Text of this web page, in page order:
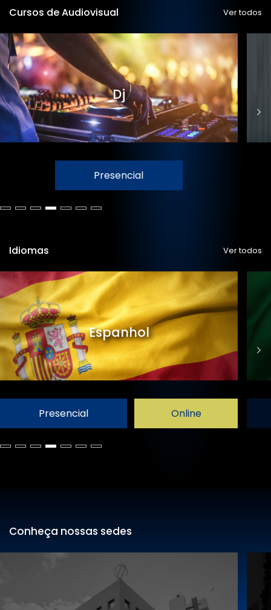
Cursos de Audiovisual Ver todos
Dj
Presencial
Idiomas Ver todos
Espanhol
Presencial Online
Conheça nossas sedes